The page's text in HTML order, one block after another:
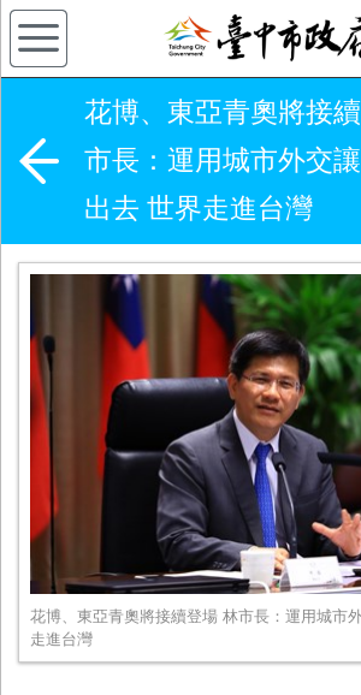
花博、東亞青奧將接
市長：運用城市外交
出去 世界走進台灣
花博、東亞青奧將接續登場 林市長：運用城市
走進台灣